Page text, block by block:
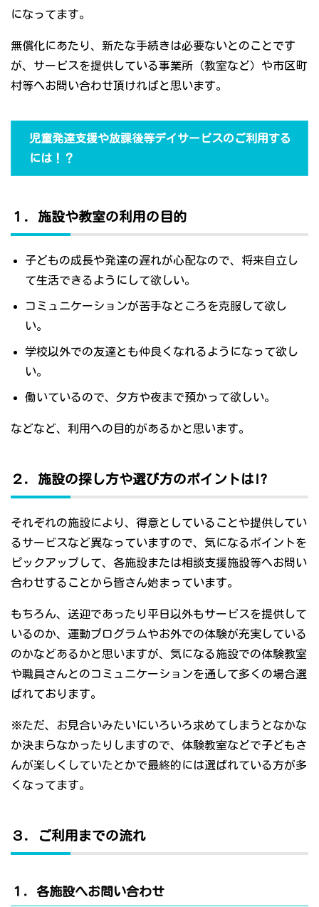
になってます。
無償化にあたり、新たな手続きは必要ないとのことです
が、サービスを提供している事業所（教室など）や市区町
村等へお問い合わせ頂ければと思います。
児童発達支援や放課後等デイサービスのご利用する
には！？
１．施設や教室の利用の目的
子どもの成長や発達の遅れが心配なので、将来自立し
て生活できるようにして欲しい。
コミュニケーションが苦手なところを克服して欲し
い。
学校以外での友達とも仲良くなれるようになって欲し
い。
働いているので、夕方や夜まで預かって欲しい。
などなど、利用への目的があるかと思います。
２．施設の探し方や選び方のポイントは!?
それぞれの施設により、得意としていることや提供してい
るサービスなど異なっていますので、気になるポイントを
ピックアップして、各施設または相談支援施設等へお問い
合わせすることから皆さん始まっています。
もちろん、送迎であったり平日以外もサービスを提供して
いるのか、運動プログラムやお外での体験が充実している
のかなどあるかと思いますが、気になる施設での体験教室
や職員さんとのコミュニケーションを通して多くの場合選
ばれております。
※ただ、お見合いみたいにいろいろ求めてしまうとなかな
か決まらなかったりしますので、体験教室などで子どもさ
んが楽しくしていたとかで最終的には選ばれている方が多
くなってます。
３．ご利用までの流れ
１．各施設へお問い合わせ